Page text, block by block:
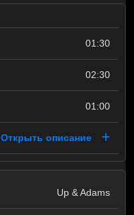
01:30
02:30
01:00
Открыть описание
Up & Adams